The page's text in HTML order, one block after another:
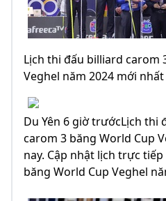
Lịch thi đấu billiard carom
Veghel năm 2024 mới
Du Yên 6 giờ trướcLịch thi
carom 3 băng World Cup
nay. Cập nhật lịch trực
băng World Cup Veghel